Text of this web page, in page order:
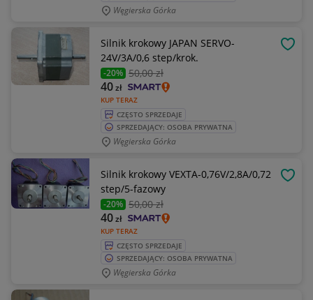
Węgierska Górka
Silnik krokowy JAPAN SERVO-
24V/3A/0,6 step/krok.
-20% 50,00 zł
KUP TERAZ
40zł
CZĘSTO SPRZEDAJE
SPRZEDAJĄCY: OSOBA PRYWATNA
Węgierska Górka
Silnik krokowy VEXTA-0,76V/2,8A/0,72
step/5-fazowy
-20% 50,00 zł
KUP TERAZ
40zł
CZĘSTO SPRZEDAJE
SPRZEDAJĄCY: OSOBA PRYWATNA
Węgierska Górka